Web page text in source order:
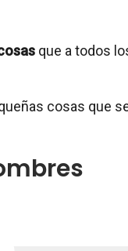
que a todos
cosas que